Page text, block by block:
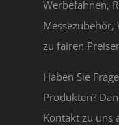
Werbefahnen,
Messezubehör,
zu fairen
Haben Sie
Produkten?
Kontakt zu uns